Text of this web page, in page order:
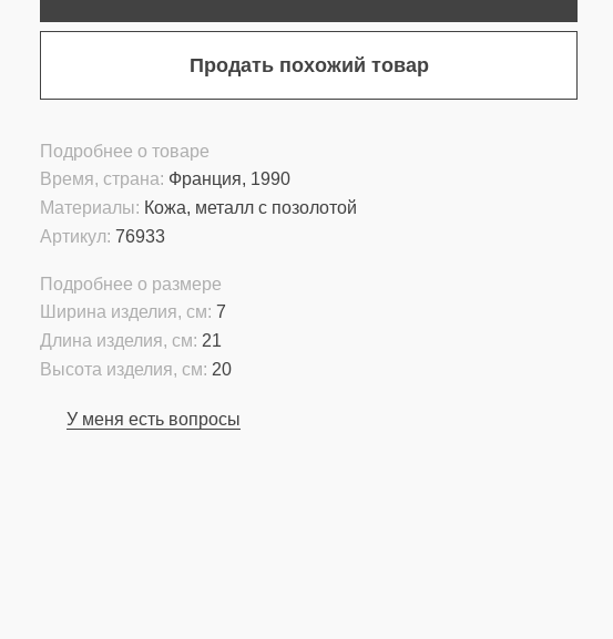
Продать похожий товар
Подробнее о товаре
Материалы: Кожа, металл с позолотой
Время, страна: Франция, 1990
Артикул: 76933
Подробнее о размере
Высота изделия, см: 20
Длина изделия, см: 21
Ширина изделия, см: 7
У меня есть вопросы